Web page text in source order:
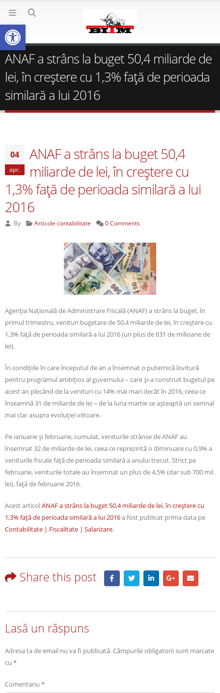
ANAF a strâns la buget 50,4 miliarde de
lei, în creştere cu 1,3% faţă de perioada
similară a lui 2016
04
apr.
ANAF a strâns la buget 50,4
miliarde de lei, în creştere cu
1,3% faţă de perioada similară a lui
2016
By Articole contabilitate 0 Comments
Agenţia Naţională de Administrare Fiscală (ANAF) a strâns la buget, în
primul trimestru, venituri bugetare de 50,4 miliarde de lei, în creştere cu
1,3% faţă de perioada similară a lui 2016 (un plus de 631 de milioane de
lei).
În condiţiile în care începutul de an a însemnat o puternică lovitură
pentru programul ambiţios al guvernului – care şi-a construit bugetul pe
acest an plecând de la venituri cu 14% mai mari decât în 2016, ceea ce
înseamnă 31 de miliarde de lei – de la luna martie se aşteaptă un semnal
mai clar asupra evoluţiei viitoare.
Pe ianuarie şi februarie, cumulat, veniturile strânse de ANAF au
însemnat 32 de miliarde de lei, ceea ce reprezintã o diminuare cu 0,9% a
veniturile fiscale faţă de perioada similară a anului trecut. Strict pe
februarie, veniturile totale au însemnat un plus de 4,5% (dar sub 700 mil.
lei), faţă de februarie 2016.
Acest articolANAF a strâns la buget 50,4 miliarde de lei, în creştere cu
1,3% faţă de perioada similară a lui 2016a fost publicat prima data pe
Contabilitate | Fiscalitate | Salarizare.
Share this post
Lasă un răspuns
Adresa ta de email nu va fi publicată.Câmpurile obligatorii sunt marcate
cu *
Comentariu *
Deschide bara de unelte